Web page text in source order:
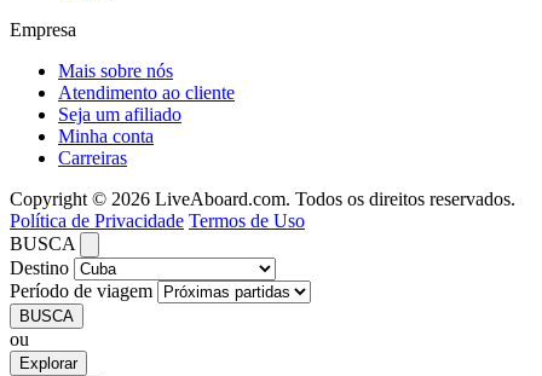
Empresa
Mais sobre nós
Atendimento ao cliente
Seja um afiliado
Minha conta
Carreiras
Copyright © 2026 LiveAboard.com. Todos os direitos reservados.
Política de Privacidade Termos de Uso
BUSCA
Destino
Período de viagem
BUSCA
ou
Explorar